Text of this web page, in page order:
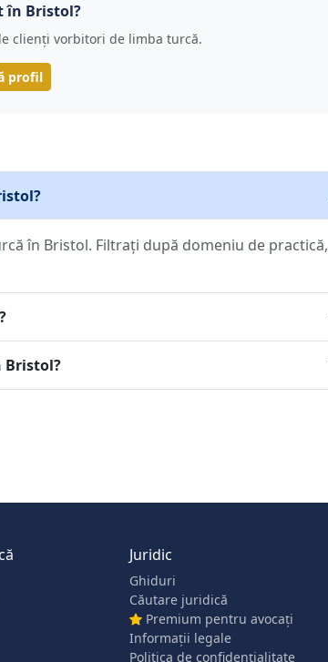
în Bristol?
clienți vorbitori de limba turcă.
profil
în Bristol. Filtrați după domeniu de practică,
Bristol?
Juridic
Ghiduri
Căutare juridică
Premium pentru avocați
Informații legale
Politica de confidențialitate